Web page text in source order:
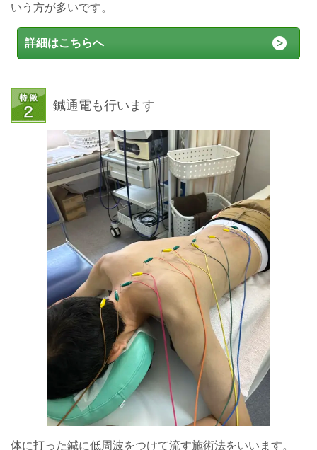
いう方が多いです。
詳細はこちらへ
鍼通電も行います
体に打った鍼に低周波をつけて流す施術法をいいます。